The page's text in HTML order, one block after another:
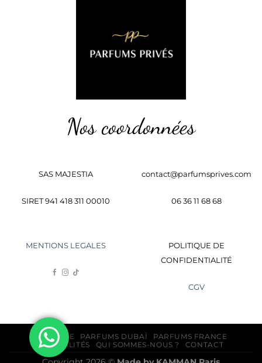
Nos coordonnées
SAS MAJESTIA
SIRET 941 418 311 00010
contact@parfumsprives.com
06 36 11 68 68
MENTIONS LEGALES
POLITIQUE DE
CONFIDENTIALITÉ
CGV
BOUTIQUE PARFUMS DUBAÏ
PARFUMS FRANCE
ACTUALITÉS
QUI SOMMES-NOUS ? CONTACT